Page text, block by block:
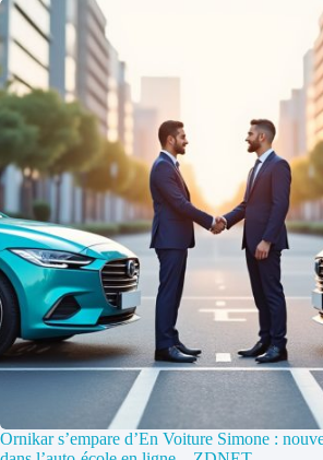
Ornikar s’empare d’En Voiture Simone :